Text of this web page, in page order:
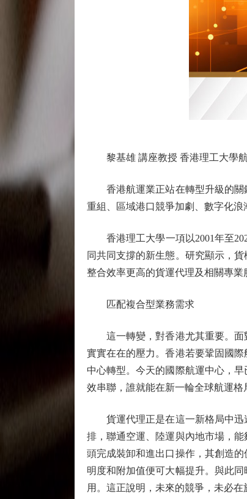
黎基雄 講座教授 香港理工大學
香港航運業正站在轉型升級的關
重組、區域港口競爭加劇、數字化
香港理工大學一項以2001年至
同共同支撐的新生態。研究顯示，
整合效率更高的貨運代理及相關專業
匹配複合型業務需求
這一轉變，對香港尤其重要。面
實實在在的壓力。香港若要鞏固國
中心轉型。今天的國際航運中心，
效串聯，誰就能在新一輪全球航運格
貨運代理正是在這一新格局中迅
排，聯通空運、陸運與內地市場，
頭完成裝卸和進出口操作，其創造
明度和附加值便可大幅提升。與此
用。這正說明，未來的競爭，未必在